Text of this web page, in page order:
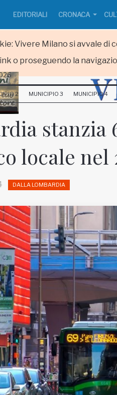
Vivere Milano si avvale di
o proseguendo la
EDITORIALI CRONACA
2 MUNICIPIO 3 MUNICIPIO 4
locale nel
DALLA LOMBARDIA